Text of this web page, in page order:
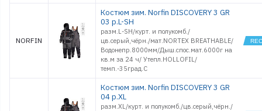
NORFIN
Костюм зим. Norfin DISCOVERY 3 GR
03 р.L-SH
разм.L-SH/курт. и полукомб./
цв.серый,чёрн./мат.NORTEX BREATHABLE/
Водонепр.8000мм/Дыш.спос.мат.6000г на
кв.м за 24 ч/ Утепл.HOLLOFIL/
темп.-35град.С
Костюм зим. Norfin DISCOVERY 3 GR
04 р.XL
разм.XL/курт. и полукомб./цв.серый,чёрн./